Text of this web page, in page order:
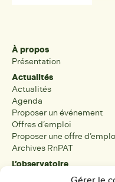
À propos
Présentation
Actualités
Actualités
Agenda
Proposer un événement
Offres d’emploi
Proposer une offre
Archives RnPAT
L’observatoire
Présentation de